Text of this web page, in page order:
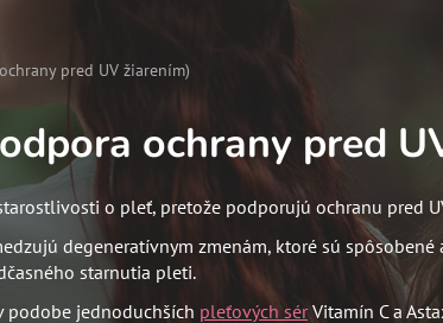
pred UV žiarením)
ochrany pred
o pleť, pretože podporujú ochranu pred
degeneratívnym zmenám, ktoré sú
starnutia pleti.
podobe jednoduchších pleťových sérVitamín C a